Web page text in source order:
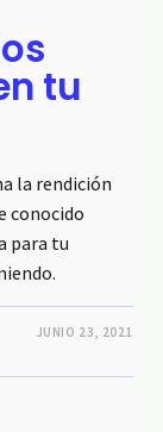
tu
la rendición
conocido
para tu
JUNIO 23, 2021